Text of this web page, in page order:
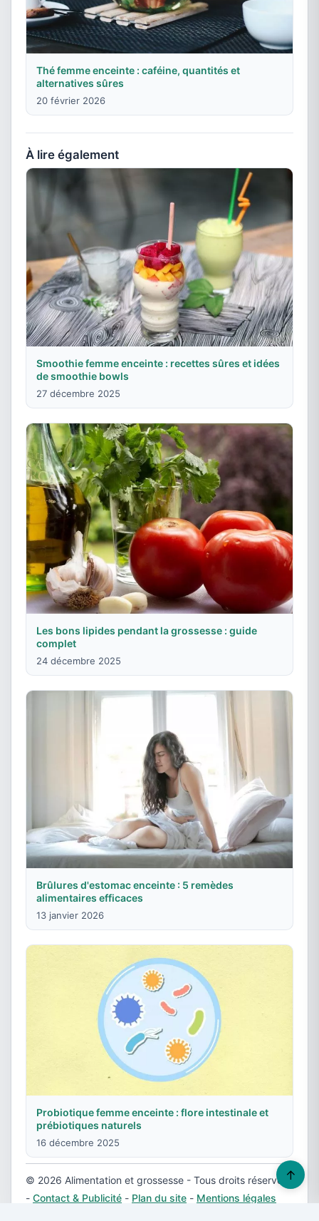
Thé femme enceinte : caféine, quantités et
alternatives sûres
20 février 2026
À lire également
Smoothie femme enceinte : recettes sûres et idées
de smoothie bowls
27 décembre 2025
Les bons lipides pendant la grossesse : guide
complet
24 décembre 2025
Brûlures d'estomac enceinte : 5 remèdes
alimentaires efficaces
13 janvier 2026
Probiotique femme enceinte : flore intestinale et
prébiotiques naturels
16 décembre 2025
© 2026 Alimentation et grossesse - Tous droits réservés
- Contact & Publicité - Plan du site - Mentions légales
↑